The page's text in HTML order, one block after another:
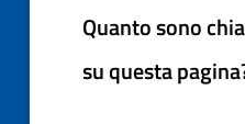
Quanto sono
su questa